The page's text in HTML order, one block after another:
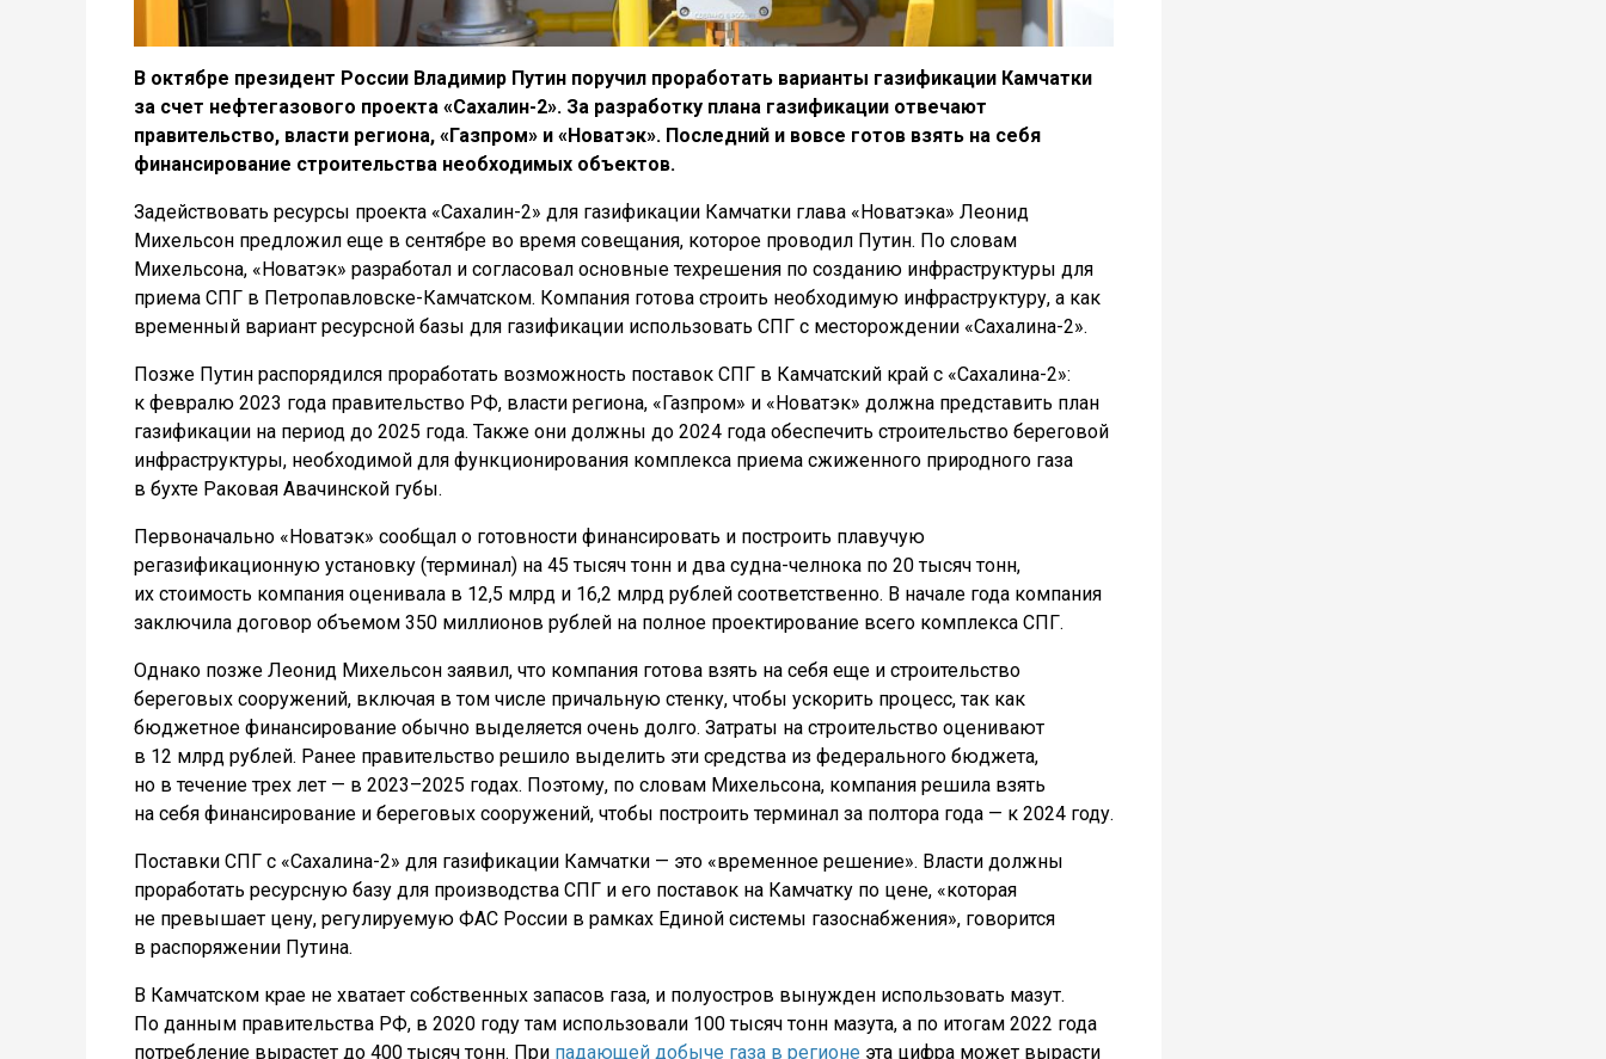
В октябре президент России Владимир Путин поручил проработать варианты газификации Камчатки
за счет нефтегазового проекта «Сахалин-2». За разработку плана газификации отвечают
правительство, власти региона, «Газпром» и «Новатэк». Последний и вовсе готов взять на себя
финансирование строительства необходимых объектов.
Задействовать ресурсы проекта «Сахалин-2» для газификации Камчатки глава «Новатэка» Леонид
Михельсон предложил еще в сентябре во время совещания, которое проводил Путин. По словам
Михельсона, «Новатэк» разработал и согласовал основные техрешения по созданию инфраструктуры для
приема СПГ в Петропавловске-Камчатском. Компания готова строить необходимую инфраструктуру, а как
временный вариант ресурсной базы для газификации использовать СПГ с месторождении «Сахалина-2».
Позже Путин распорядился проработать возможность поставок СПГ в Камчатский край с «Сахалина-2»:
к февралю 2023 года правительство РФ, власти региона, «Газпром» и «Новатэк» должна представить план
газификации на период до 2025 года. Также они должны до 2024 года обеспечить строительство береговой
инфраструктуры, необходимой для функционирования комплекса приема сжиженного природного газа
в бухте Раковая Авачинской губы.
Первоначально «Новатэк» сообщал о готовности финансировать и построить плавучую
регазификационную установку (терминал) на 45 тысяч тонн и два судна-челнока по 20 тысяч тонн,
их стоимость компания оценивала в 12,5 млрд и 16,2 млрд рублей соответственно. В начале года компания
заключила договор объемом 350 миллионов рублей на полное проектирование всего комплекса СПГ.
Однако позже Леонид Михельсон заявил, что компания готова взять на себя еще и строительство
береговых сооружений, включая в том числе причальную стенку, чтобы ускорить процесс, так как
бюджетное финансирование обычно выделяется очень долго. Затраты на строительство оценивают
в 12 млрд рублей. Ранее правительство решило выделить эти средства из федерального бюджета,
но в течение трех лет — в 2023–2025 годах. Поэтому, по словам Михельсона, компания решила взять
на себя финансирование и береговых сооружений, чтобы построить терминал за полтора года — к 2024 году.
Поставки СПГ с «Сахалина-2» для газификации Камчатки — это «временное решение». Власти должны
проработать ресурсную базу для производства СПГ и его поставок на Камчатку по цене, «которая
не превышает цену, регулируемую ФАС России в рамках Единой системы газоснабжения», говорится
в распоряжении Путина.
В Камчатском крае не хватает собственных запасов газа, и полуостров вынужден использовать мазут.
По данным правительства РФ, в 2020 году там использовали 100 тысяч тонн мазута, а по итогам 2022 года
потребление вырастет до 400 тысяч тонн. При падающей добыче газа в регионе эта цифра может вырасти